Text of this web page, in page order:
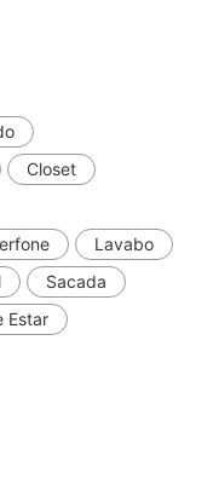
Closet
Lavabo
Sacada
Estar